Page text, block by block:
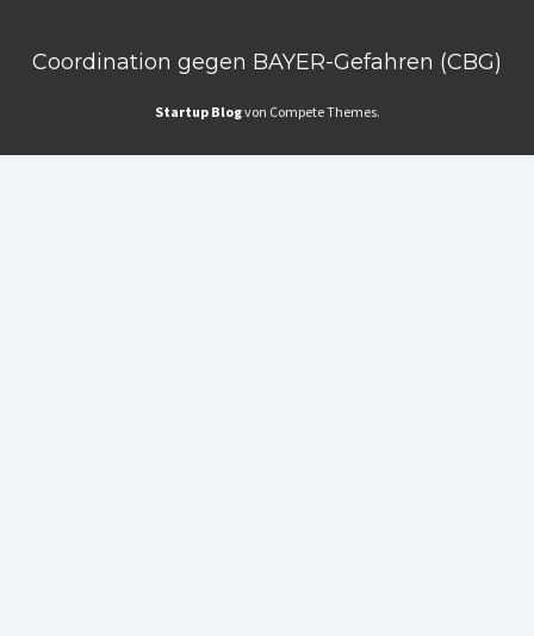
Coordination gegen BAYER-Gefahren (CBG)
Startup Blogvon Compete Themes.